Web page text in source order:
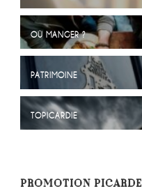
OÙ MANGER ?
PATRIMOINE
TOPICARDIE
PROMOTION PICARDE